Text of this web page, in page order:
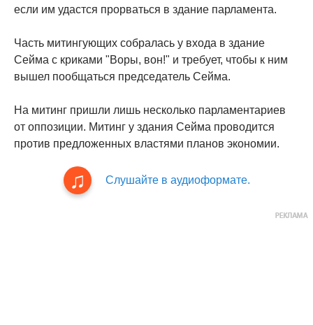
если им удастся прорваться в здание парламента.
Часть митингующих собралась у входа в здание
Сейма с криками "Воры, вон!" и требует, чтобы к ним
вышел пообщаться председатель Сейма.
На митинг пришли лишь несколько парламентариев
от оппозиции. Митинг у здания Сейма проводится
против предложенных властями планов экономии.
Слушайте в аудиоформате.